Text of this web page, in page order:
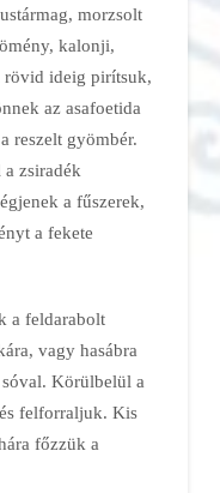
morzsolt
kalonji,
rövid ideig pirítsuk,
az asafoetida
reszelt gyömbér.
zsiradék
a fűszerek,
a fekete
a feldarabolt
vagy hasábra
Körülbelül a
felforraljuk. Kis
főzzük a